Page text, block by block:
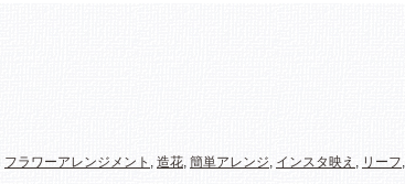
フラワーアレンジメント , 造花, 簡単アレンジ, インスタ映え , リーフ,